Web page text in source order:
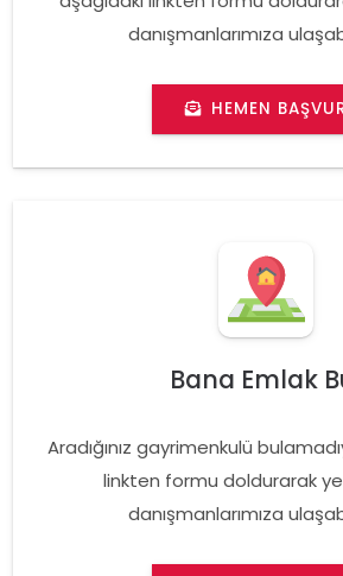
danışmanlarımıza
HEMEN
Bana Emlak
Aradığınız gayrimenkulü
linkten formu doldurarak
danışmanlarımıza